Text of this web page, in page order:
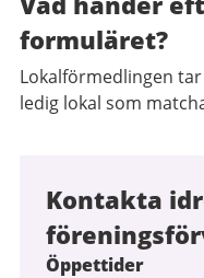
formuläret?
Lokalförmedlingen
ledig lokal som
Kontakta
Öppettider